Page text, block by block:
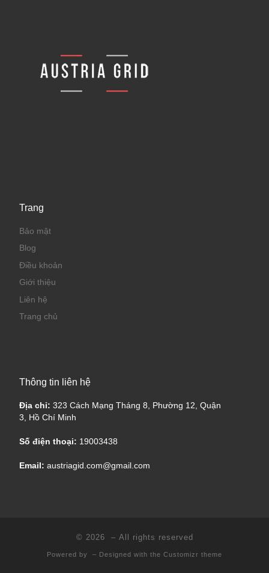
Trang
Bảo mật
Blog
Điều khoản
Giới thiệu
Liên hệ
Trang chủ
Thông tin liên hệ
Địa chỉ: 323 Cách Mạng Tháng 8, Phường 12, Quận
3, Hồ Chí Minh
Số điện thoại: 19003438
Email: austriagid.com@gmail.com
© 2026 – All rights reserved
Powered by – Designed with the Customizr theme